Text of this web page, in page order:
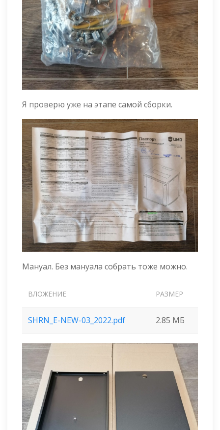
Я проверю уже на этапе самой сборки.
Мануал. Без мануала собрать тоже можно.
ВЛОЖЕНИЕ РАЗМЕР
SHRN_E-NEW-03_2022.pdf 2.85 МБ